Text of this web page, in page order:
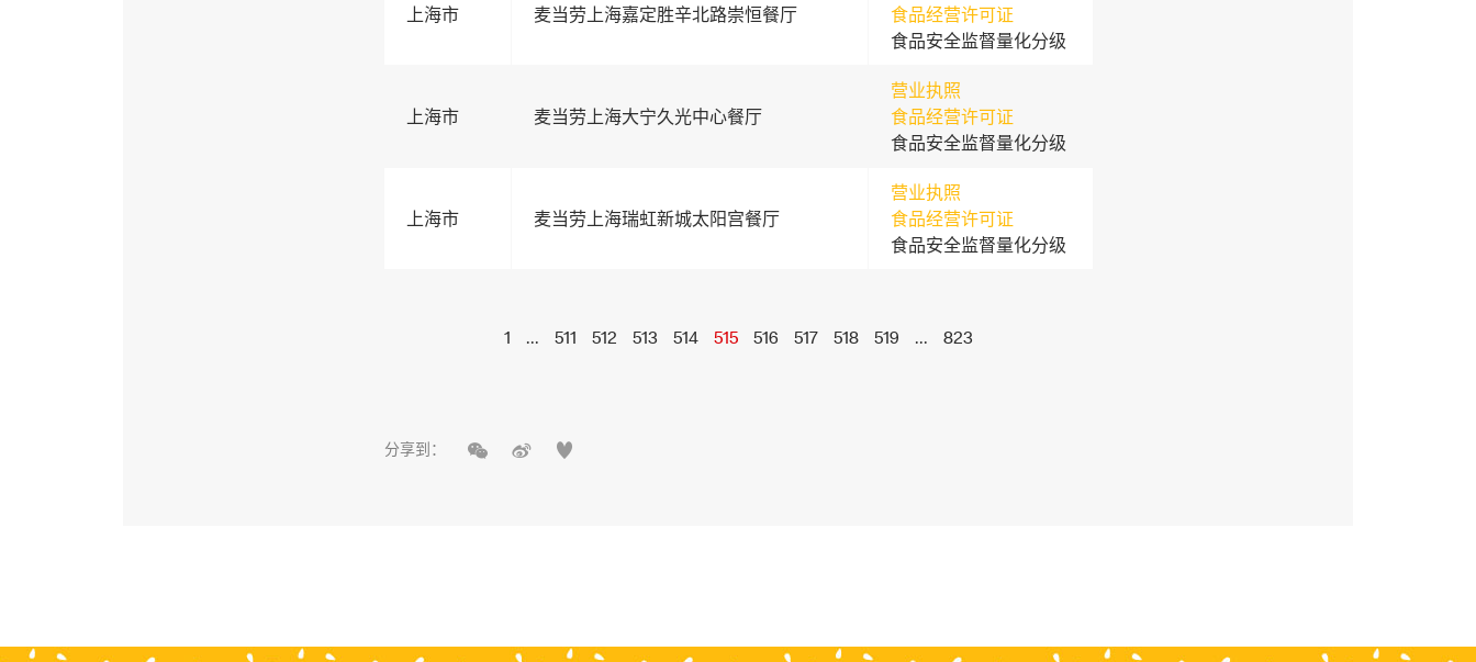
上海市 麦当劳上海嘉定胜辛北路崇恒餐厅
食品经营许可证
食品安全监督量化分级
上海市 麦当劳上海大宁久光中心餐厅
营业执照
食品经营许可证
食品安全监督量化分级
上海市 麦当劳上海瑞虹新城太阳宫餐厅
营业执照
食品经营许可证
食品安全监督量化分级
1 ... 511 512 513 514 515 516 517 518 519 ... 823
分享到：   